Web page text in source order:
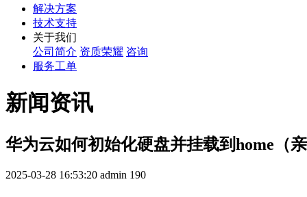
解决方案
技术支持
关于我们
公司简介 资质荣耀 咨询
服务工单
新闻资讯
华为云如何初始化硬盘并挂载到home（亲
2025-03-28 16:53:20 admin 190